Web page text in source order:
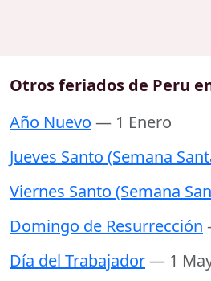
Otros feriados de Peru
Año Nuevo — 1 Enero
Jueves Santo (Semana
Viernes Santo (Semana
Domingo de Resurrección
Día del Trabajador— 1